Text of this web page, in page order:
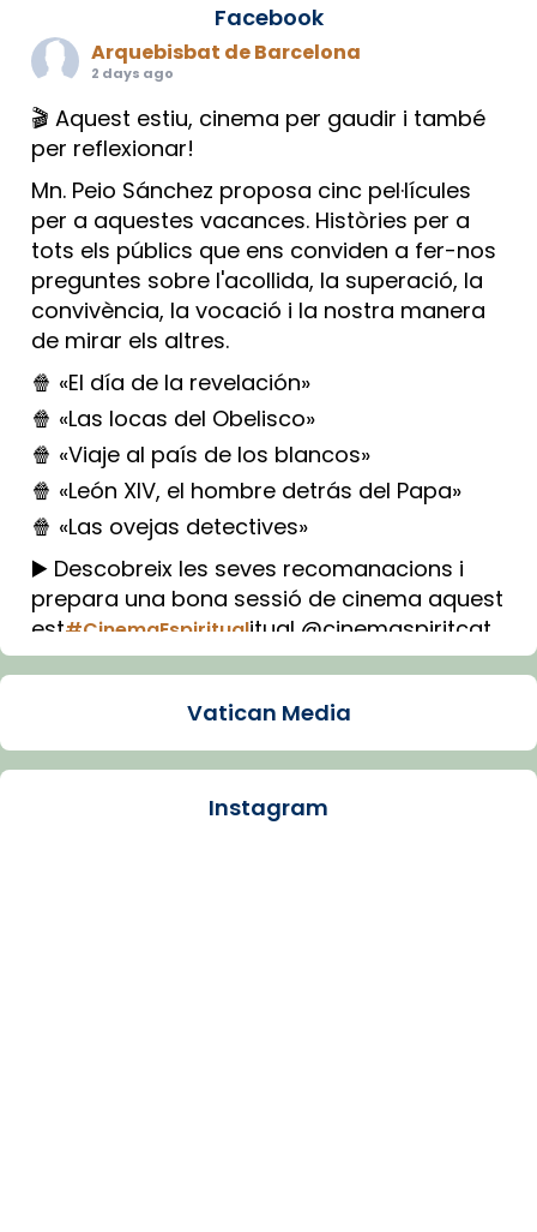
Facebook
Arquebisbat de Barcelona
2 days ago
🎬 Aquest estiu, cinema per gaudir i també
per reflexionar!
Mn. Peio Sánchez proposa cinc pel·lícules
per a aquestes vacances. Històries per a
tots els públics que ens conviden a fer-nos
preguntes sobre l'acollida, la superació, la
convivència, la vocació i la nostra manera
de mirar els altres.
🍿 «El día de la revelación»
🍿 «Las locas del Obelisco»
🍿 «Viaje al país de los blancos»
🍿 «León XIV, el hombre detrás del Papa»
🍿 «Las ovejas detectives»
▶️ Descobreix les seves recomanacions i
prepara una bona sessió de cinema aquest
est#CinemaEspiritualitual @cinemaspiritcat
Imatge: Generada amb IA (OpenAI)
Arquebisbat de Barcelona
Vatican Media
Instagram